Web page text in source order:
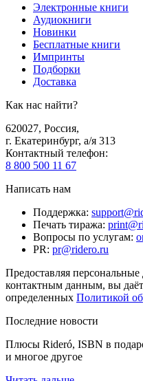
Электронные книги
Аудиокниги
Новинки
Бесплатные книги
Импринты
Подборки
Доставка
Как нас найти?
620027, Россия,
г. Екатеринбург, а/я 313
Контактный телефон:
8 800 500 11 67
Написать нам
Поддержка:
Печать тиража:
Вопросы по услугам:
PR: pr@ridero.ru
Предоставляя
контактным данным, вы
определенных Политикой
Последние новости
Плюсы Rideró, ISBN в
и многое другое